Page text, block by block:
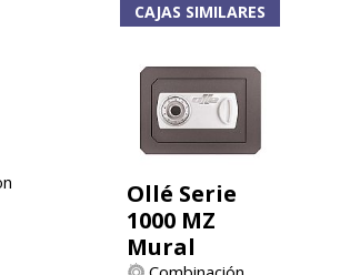
CAJAS SIMILARES
Ollé Serie
1000 MZ
Mural